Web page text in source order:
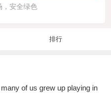
，安全绿色
排行
of us grew up playing in